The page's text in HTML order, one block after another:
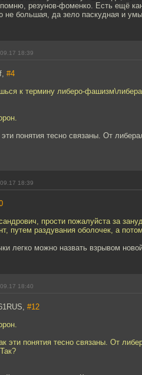
резунов-фоменко. Есть ещё
не большая, да зело паскудная и
18:39
#4
к термину либеро-
эти понятия тесно связаны. От
18:39
прости пожалуйста за
путем раздувания оболочек, а
легко можно назвать взрывом
18:40
#12
эти понятия тесно связаны. От